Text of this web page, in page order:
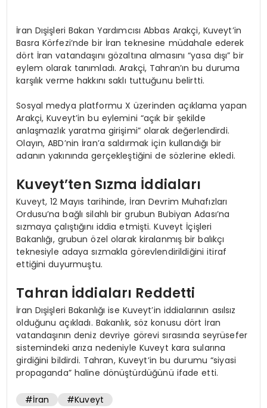
İran Dışişleri Bakan Yardımcısı Abbas Arakçi, Kuveyt’in
Basra Körfezi’nde bir İran teknesine müdahale ederek
dört İran vatandaşını gözaltına almasını “yasa dışı” bir
eylem olarak tanımladı. Arakçi, Tahran’ın bu duruma
karşılık verme hakkını saklı tuttuğunu belirtti.
Sosyal medya platformu X üzerinden açıklama yapan
Arakçi, Kuveyt’in bu eylemini “açık bir şekilde
anlaşmazlık yaratma girişimi” olarak değerlendirdi.
Olayın, ABD’nin İran’a saldırmak için kullandığı bir
adanın yakınında gerçekleştiğini de sözlerine ekledi.
Kuveyt’ten Sızma İddiaları
Kuveyt, 12 Mayıs tarihinde, İran Devrim Muhafızları
Ordusu’na bağlı silahlı bir grubun Bubiyan Adası’na
sızmaya çalıştığını iddia etmişti. Kuveyt İçişleri
Bakanlığı, grubun özel olarak kiralanmış bir balıkçı
teknesiyle adaya sızmakla görevlendirildiğini itiraf
ettiğini duyurmuştu.
Tahran İddiaları Reddetti
İran Dışişleri Bakanlığı ise Kuveyt’in iddialarının asılsız
olduğunu açıkladı. Bakanlık, söz konusu dört İran
vatandaşının deniz devriye görevi sırasında seyrüsefer
sistemindeki arıza nedeniyle Kuveyt kara sularına
girdiğini bildirdi. Tahran, Kuveyt’in bu durumu “siyasi
propaganda” haline dönüştürdüğünü ifade etti.
#İran #Kuveyt